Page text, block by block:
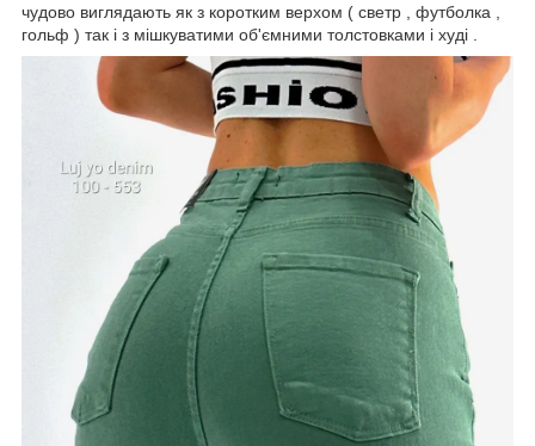
чудово виглядають як з коротким верхом ( светр , футболка ,
гольф ) так і з мішкуватими об'ємними толстовками і худі .